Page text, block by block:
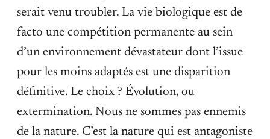
serait venu troubler. La vie biologique est de
facto une compétition permanente au sein
d’un environnement dévastateur dont l’issue
pour les moins adaptés est une disparition
définitive. Le choix ? Évolution, ou
extermination. Nous ne sommes pas ennemis
de la nature. C’est la nature qui est antagoniste